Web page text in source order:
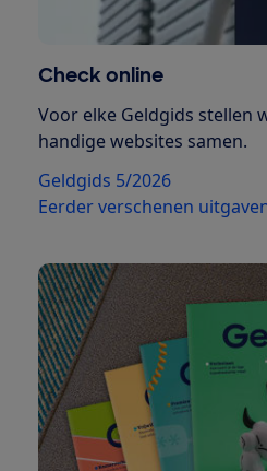
Check online
Voor elke Geldgids stellen
handige websites samen.
Geldgids 5/2026
Eerder verschenen